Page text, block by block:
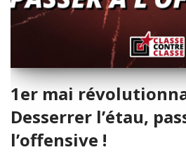
1er mai
Desserrer l’étau,
l’offensive !